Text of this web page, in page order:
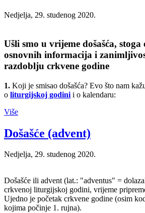
Nedjelja, 29. studenog 2020.
Ušli smo u vrijeme došašća,
osnovnih informacija i
razdoblju crkvene godine
1. Koji je smisao došašća? Evo što nam
o liturgijskoj godini i o kalendaru:
Više
Došašće (advent)
Nedjelja, 29. studenog 2020.
Došašće ili advent (lat.: "adventus" =
crkvenoj liturgijskoj godini, vrijeme
Ujedno je početak crkvene godine (osim
kojima počinje 1. rujna).